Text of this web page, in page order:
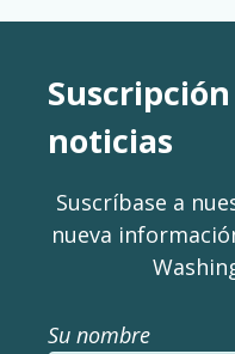
noticias
Suscríbase a
nueva
Su nombre